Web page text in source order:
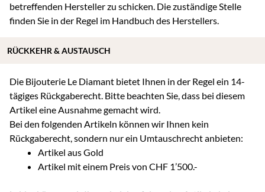
betreffenden Hersteller zu schicken. Die zuständige Stelle
finden Sie in der Regel im Handbuch des Herstellers.
Die Bijouterie Le Diamant bietet Ihnen in der Regel ein 14-
tägiges Rückgaberecht. Bitte beachten Sie, dass bei diesem
Artikel eine Ausnahme gemacht wird.
Bei den folgenden Artikeln können wir Ihnen kein
Rückgaberecht, sondern nur ein Umtauschrecht anbieten:
Artikel aus Gold
Artikel mit einem Preis von CHF 1’500.-
RÜCKKEHR & AUSTAUSCH